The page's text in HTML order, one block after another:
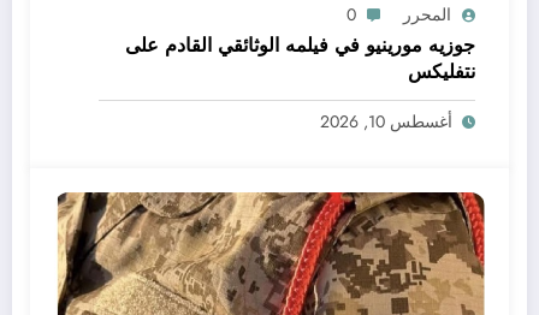
المحرر 0
جوزيه مورينيو في فيلمه الوثائقي القادم على
نتفليكس
أغسطس 10, 2026